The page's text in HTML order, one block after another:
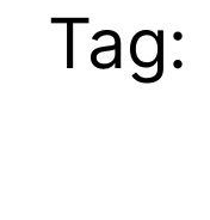
Tag: